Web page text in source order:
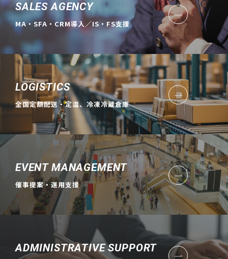
SALES AGENCY
MA・SFA・CRM導入／IS・FS支援
LOGISTICS
全国定額配送・定温、冷凍冷蔵倉庫
EVENT MANAGEMENT
催事提案・運用支援
ADMINISTRATIVE SUPPORT